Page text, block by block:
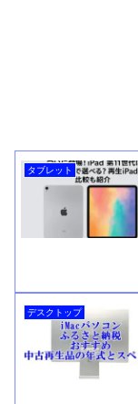
タブレット
デスクトップ